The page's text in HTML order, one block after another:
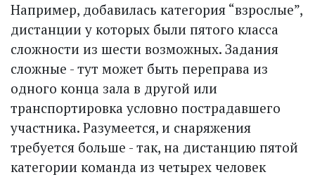
Например, добавилась категория “взрослые”,
дистанции у которых были пятого класса
сложности из шести возможных. Задания
сложные - тут может быть переправа из
одного конца зала в другой или
транспортировка условно пострадавшего
участника. Разумеется, и снаряжения
требуется больше - так, на дистанцию пятой
категории команда из четырех человек